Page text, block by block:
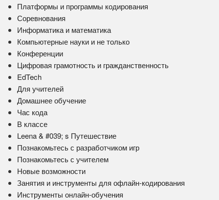
Платформы и программы кодирования
Соревнования
Информатика и математика
Компьютерные науки и не только
Конференции
Цифровая грамотность и гражданственность
EdTech
Для учителей
Домашнее обучение
Час кода
В классе
Leena & #039; s Путешествие
Познакомьтесь с разработчиком игр
Познакомьтесь с учителем
Новые возможности
Занятия и инструменты для офлайн-кодирования
Инструменты онлайн-обучения